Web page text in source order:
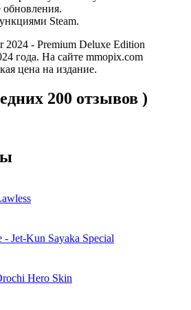
Steam.
2024 - Premium Deluxe Edition
года. На сайте mmopix.com
цена на издание.
200 отзывов )
Jet-Kun Sayaka Special
Hero Skin